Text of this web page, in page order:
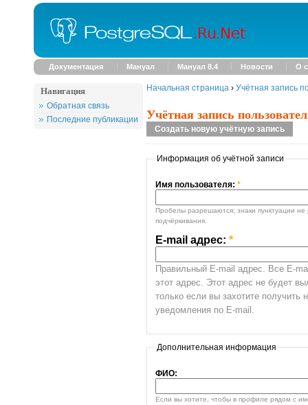
Документация Мануал Мануал 8.4 Новости О
Навигация
Обратная связь
Последние публикации
Начальная страница› Учётная запись
Учётная запись
Создать новую учётную запись
Информация об учётной записи
Имя пользователя: *
Пробелы разрешаются; знаки пунктуации
подчёркивания.
E-mail адрес: *
Правильный E-mail адрес. Все E-
этот адрес. Этот адрес не будет
только если вы захотите получить
уведомления по E-mail.
Дополнительная информация
ФИО:
Если вы хотите, чтобы в профиле рядом с